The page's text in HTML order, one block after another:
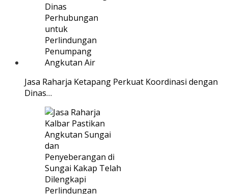
Jasa Raharja Ketapang Perkuat Koordinasi dengan
Dinas…